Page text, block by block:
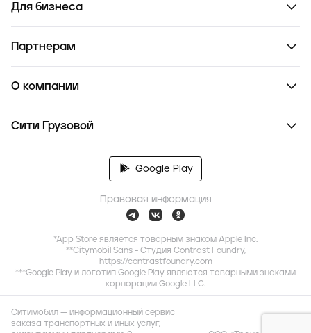
Для бизнеса
Партнерам
О компании
Сити Грузовой
Google Play
Правовая информация
*App Store является товарным знаком Apple Inc.
**Citymobil Sans - Студия Contrast Foundry,
https://contrastfoundry.com
***Google Play и логотип Google Play являются товарными знаками
корпорации Google LLC.
Ситимобил — информационный сервис
заказа транспортных и иных услуг,